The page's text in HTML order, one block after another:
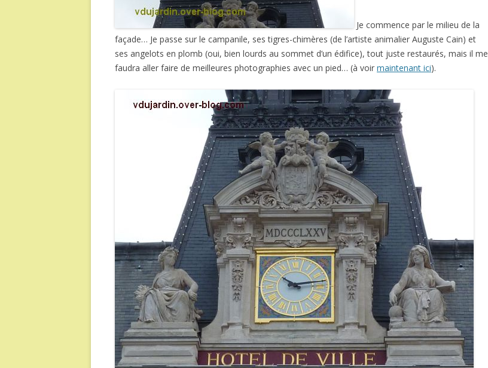
Je commence par le milieu de la
façade… Je passe sur le campanile, ses tigres-chimères (de l’artiste animalier Auguste Cain) et
ses angelots en plomb (oui, bien lourds au sommet d’un édifice), tout juste restaurés, mais il me
faudra aller faire de meilleures photographies avec un pied… (à voir maintenant ici).